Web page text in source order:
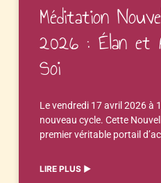
Méditation
2026 : Élan et
Soi
Le vendredi 17 avril 2026 à
nouveau cycle. Cette
premier véritable portail
LIRE PLUS ▶︎